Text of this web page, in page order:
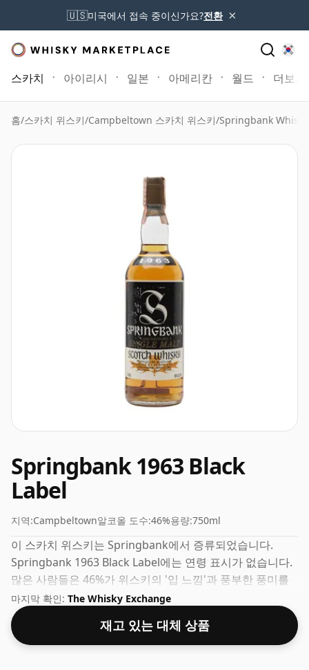
🇺🇸미국에서 접속 중이신가요?전환 ×
스카치 아이리시 일본 아메리칸 월드 더보기
홈/스카치 위스키/Campbeltown 스카치 위스키/Springbank Whisky
Springbank 1963 Black
Label
지역:Campbeltown알코올 도수:46%용량:750ml
이 스카치 위스키는 Springbank에서 증류되었습니다.
Springbank 1963 Black Label에는 연령 표시가 없습니다.
많은 사람들은 46%가 위스키의 '입 느낌'과 풍부한 풍미를
경험하기에 좋은 ABV라고 생각합니다.
마지막 확인: The Whisky Exchange
재고 있는 대체 상품